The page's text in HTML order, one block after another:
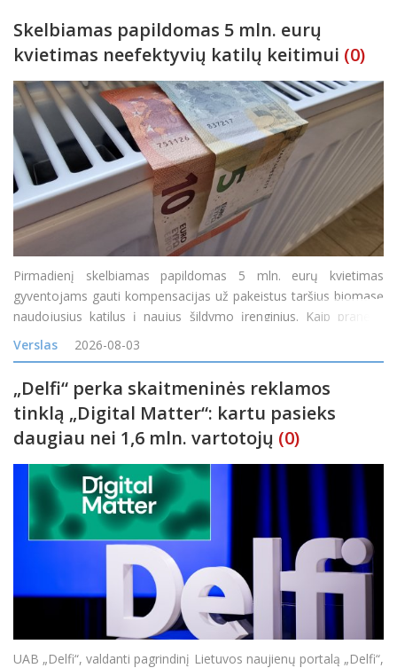
Skelbiamas papildomas 5 mln. eurų
kvietimas neefektyvių katilų keitimui (0)
Pirmadienį skelbiamas papildomas 5 mln. eurų kvietimas
gyventojams gauti kompensacijas už pakeistus taršius biomasę
naudojusius katilus į naujus šildymo įrenginius. Kaip pranešė
Lietuvos energetikos agentūra (LEA), teikti paraiškas gyventojai
galės nuo 14 val. &bdq
Verslas 2026-08-03
„Delfi“ perka skaitmeninės reklamos
tinklą „Digital Matter“: kartu pasieks
daugiau nei 1,6 mln. vartotojų (0)
UAB „Delfi“, valdanti pagrindinį Lietuvos naujienų portalą „Delfi“,